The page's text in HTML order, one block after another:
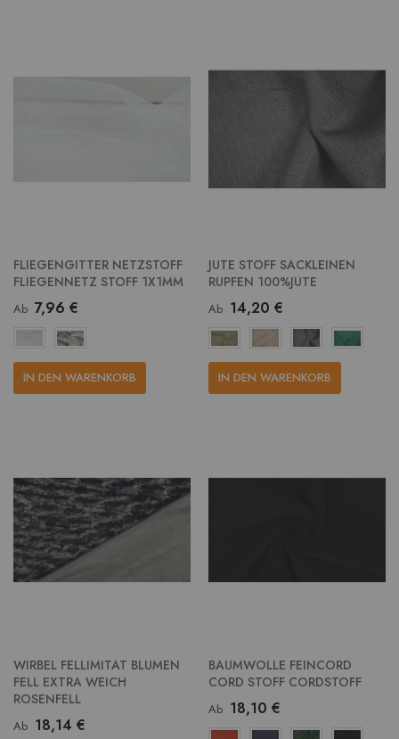
FLIEGENGITTER NETZSTOFF
FLIEGENNETZ STOFF 1X1MM
Ab 7,96 €
IN DEN WARENKORB
JUTE STOFF SACKLEINEN
RUPFEN 100%JUTE
Ab 14,20 €
IN DEN WARENKORB
WIRBEL FELLIMITAT BLUMEN
FELL EXTRA WEICH
ROSENFELL
Ab 18,14 €
BAUMWOLLE FEINCORD
CORD STOFF CORDSTOFF
Ab 18,10 €